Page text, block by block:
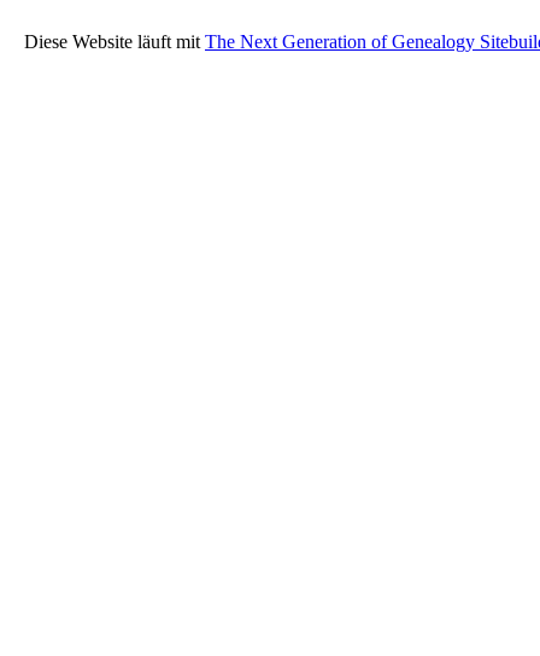
Diese Website läuft mit The Next Generation of Genealogy